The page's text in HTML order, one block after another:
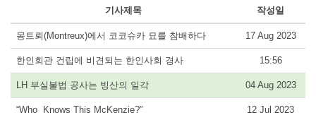
기사제목 작성일
몽트뢰(Montreux)에서 코코슈카 묘를 참배하다 17 Aug 2023
한인회관 건립에 비견되는 한인사회 경사 15:56
LH 부실불법 공사는 빙산의 일각 04 Aug 2023
“Who Knows This McKenzie?” 12 Jul 2023